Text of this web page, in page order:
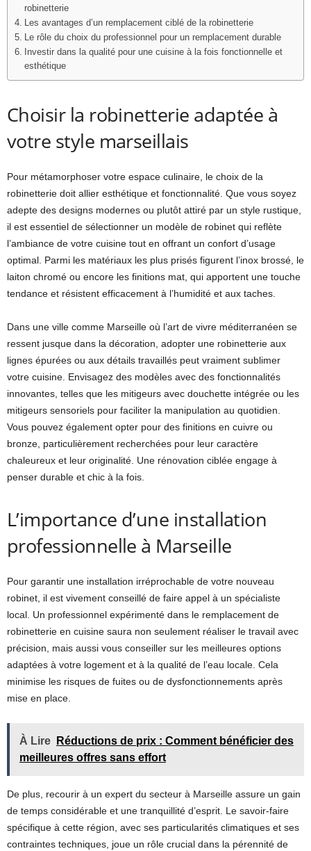
robinetterie
Les avantages d’un remplacement ciblé de la robinetterie
Le rôle du choix du professionnel pour un remplacement durable
Investir dans la qualité pour une cuisine à la fois fonctionnelle et
esthétique
Choisir la robinetterie adaptée à
votre style marseillais
Pour métamorphoser votre espace culinaire, le choix de la
robinetterie doit allier esthétique et fonctionnalité. Que vous soyez
adepte des designs modernes ou plutôt attiré par un style rustique,
il est essentiel de sélectionner un modèle de robinet qui reflète
l’ambiance de votre cuisine tout en offrant un confort d’usage
optimal. Parmi les matériaux les plus prisés figurent l’inox brossé, le
laiton chromé ou encore les finitions mat, qui apportent une touche
tendance et résistent efficacement à l’humidité et aux taches.
Dans une ville comme Marseille où l’art de vivre méditerranéen se
ressent jusque dans la décoration, adopter une robinetterie aux
lignes épurées ou aux détails travaillés peut vraiment sublimer
votre cuisine. Envisagez des modèles avec des fonctionnalités
innovantes, telles que les mitigeurs avec douchette intégrée ou les
mitigeurs sensoriels pour faciliter la manipulation au quotidien.
Vous pouvez également opter pour des finitions en cuivre ou
bronze, particulièrement recherchées pour leur caractère
chaleureux et leur originalité. Une rénovation ciblée engage à
penser durable et chic à la fois.
L’importance d’une installation
professionnelle à Marseille
Pour garantir une installation irréprochable de votre nouveau
robinet, il est vivement conseillé de faire appel à un spécialiste
local. Un professionnel expérimenté dans le remplacement de
robinetterie en cuisine saura non seulement réaliser le travail avec
précision, mais aussi vous conseiller sur les meilleures options
adaptées à votre logement et à la qualité de l’eau locale. Cela
minimise les risques de fuites ou de dysfonctionnements après
mise en place.
À Lire
Réductions de prix : Comment bénéficier des
meilleures offres sans effort
De plus, recourir à un expert du secteur à Marseille assure un gain
de temps considérable et une tranquillité d’esprit. Le savoir-faire
spécifique à cette région, avec ses particularités climatiques et ses
contraintes techniques, joue un rôle crucial dans la pérennité de